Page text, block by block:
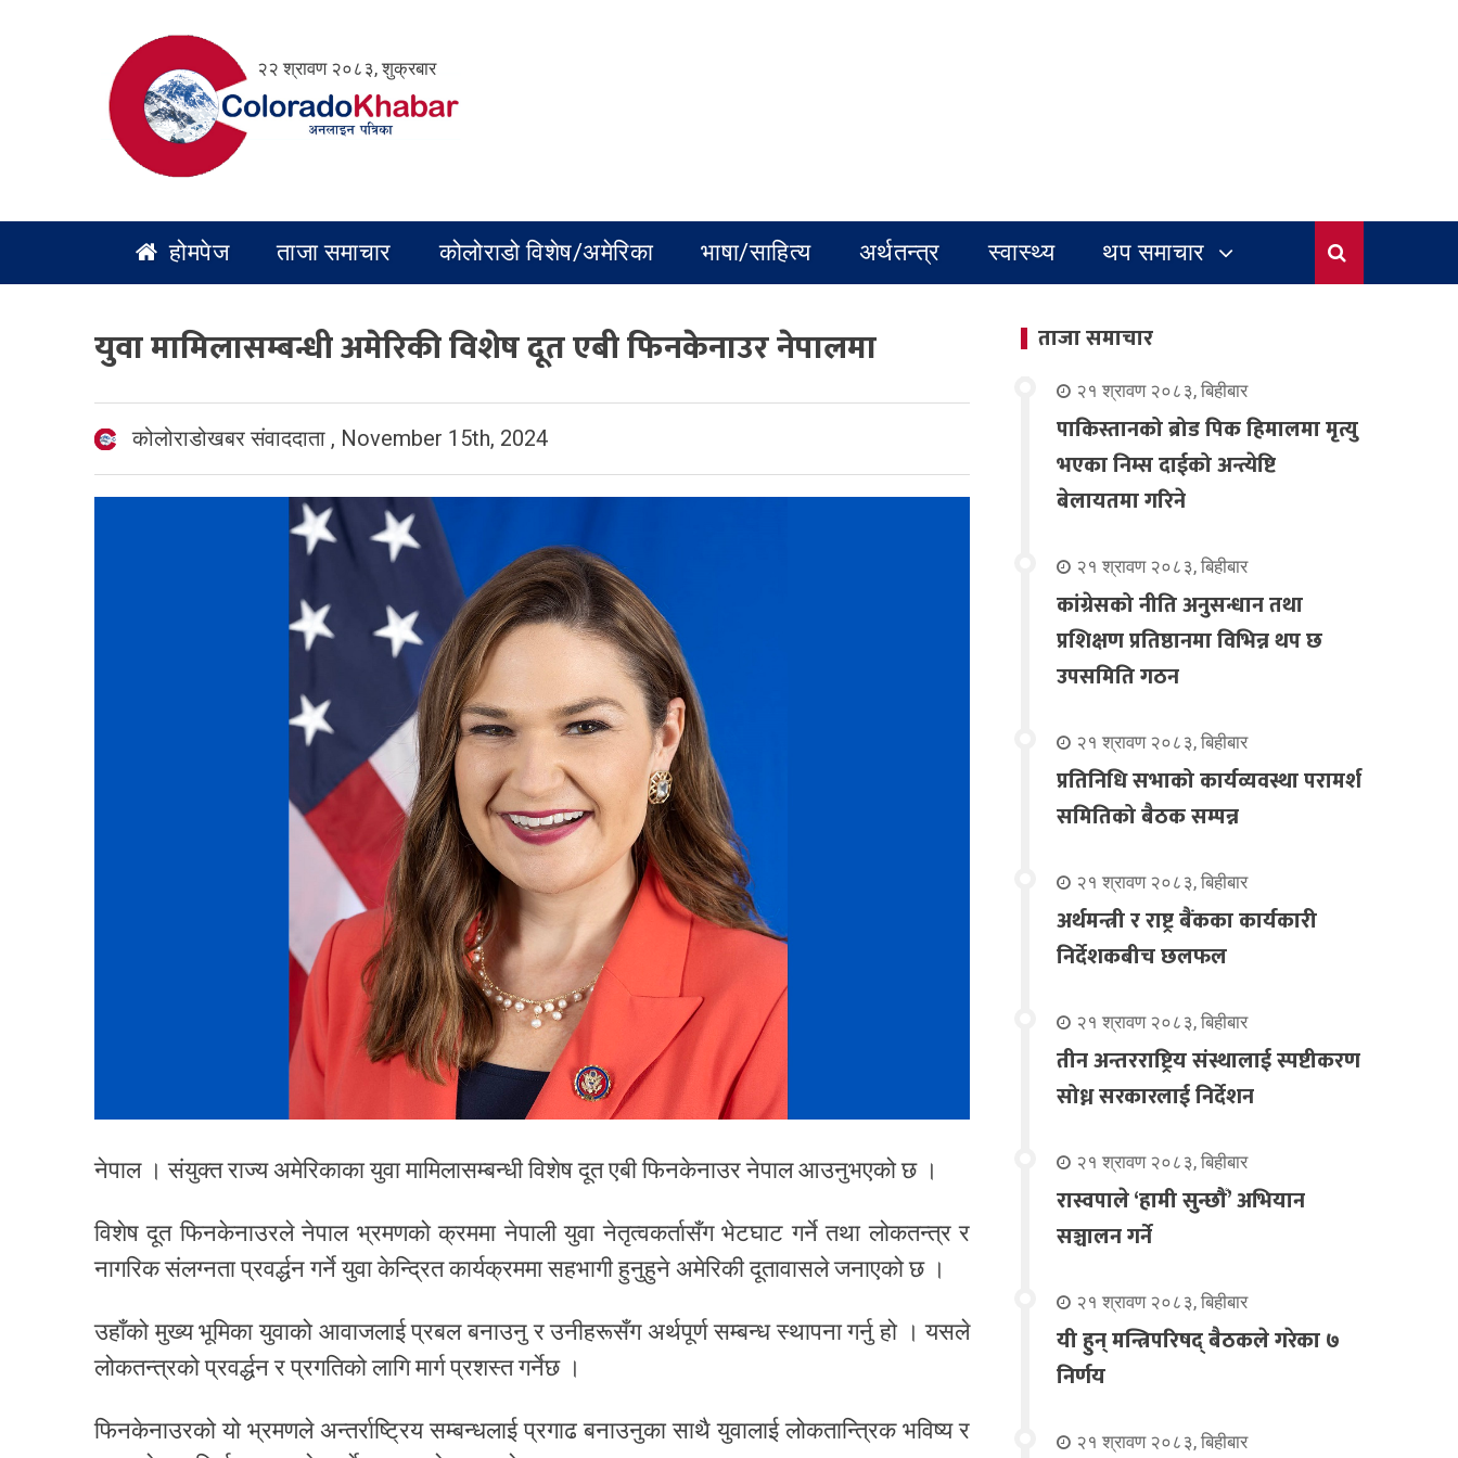
२२ श्रावण २०८३, शुक्रबार
होमपेज ताजा समाचार कोलोराडो विशेष/अमेरिका भाषा/साहित्य अर्थतन्त्र स्वास्थ्य थप समाचार
युवा मामिलासम्बन्धी अमेरिकी विशेष दूत एबी फिनकेनाउर नेपालमा
कोलोराडोखबर संवाददाता , November 15th, 2024
नेपाल । संयुक्त राज्य अमेरिकाका युवा मामिलासम्बन्धी विशेष दूत एबी फिनकेनाउर नेपाल आउनुभएको छ ।
विशेष दूत फिनकेनाउरले नेपाल भ्रमणको क्रममा नेपाली युवा नेतृत्वकर्तासँग भेटघाट गर्ने तथा लोकतन्त्र र
नागरिक संलग्नता प्रवर्द्धन गर्ने युवा केन्द्रित कार्यक्रममा सहभागी हुनुहुने अमेरिकी दूतावासले जनाएको छ ।
उहाँको मुख्य भूमिका युवाको आवाजलाई प्रबल बनाउनु र उनीहरूसँग अर्थपूर्ण सम्बन्ध स्थापना गर्नु हो । यसले
लोकतन्त्रको प्रवर्द्धन र प्रगतिको लागि मार्ग प्रशस्त गर्नेछ ।
फिनकेनाउरको यो भ्रमणले अन्तर्राष्ट्रिय सम्बन्धलाई प्रगाढ बनाउनुका साथै युवालाई लोकतान्त्रिक भविष्य र
ताजा समाचार
२१ श्रावण २०८३, बिहीबार
पाकिस्तानको ब्रोड पिक हिमालमा मृत्यु
भएका निम्स दाईको अन्त्येष्टि
बेलायतमा गरिने
२१ श्रावण २०८३, बिहीबार
कांग्रेसको नीति अनुसन्धान तथा
प्रशिक्षण प्रतिष्ठानमा विभिन्न थप छ
उपसमिति गठन
२१ श्रावण २०८३, बिहीबार
प्रतिनिधि सभाको कार्यव्यवस्था परामर्श
समितिको बैठक सम्पन्न
२१ श्रावण २०८३, बिहीबार
अर्थमन्त्री र राष्ट्र बैंकका कार्यकारी
निर्देशकबीच छलफल
२१ श्रावण २०८३, बिहीबार
तीन अन्तरराष्ट्रिय संस्थालाई स्पष्टीकरण
सोध्न सरकारलाई निर्देशन
२१ श्रावण २०८३, बिहीबार
रास्वपाले ‘हामी सुन्छौँ’ अभियान
सञ्चालन गर्ने
२१ श्रावण २०८३, बिहीबार
यी हुन् मन्त्रिपरिषद् बैठकले गरेका ७
निर्णय
२१ श्रावण २०८३, बिहीबार